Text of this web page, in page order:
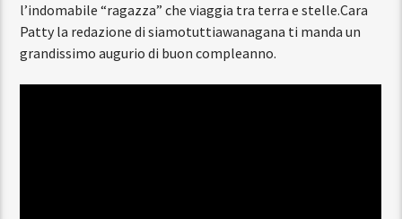
l’indomabile “ragazza” che viaggia tra terra e stelle.Cara
Patty la redazione di siamotuttiawanagana ti manda un
grandissimo augurio di buon compleanno.